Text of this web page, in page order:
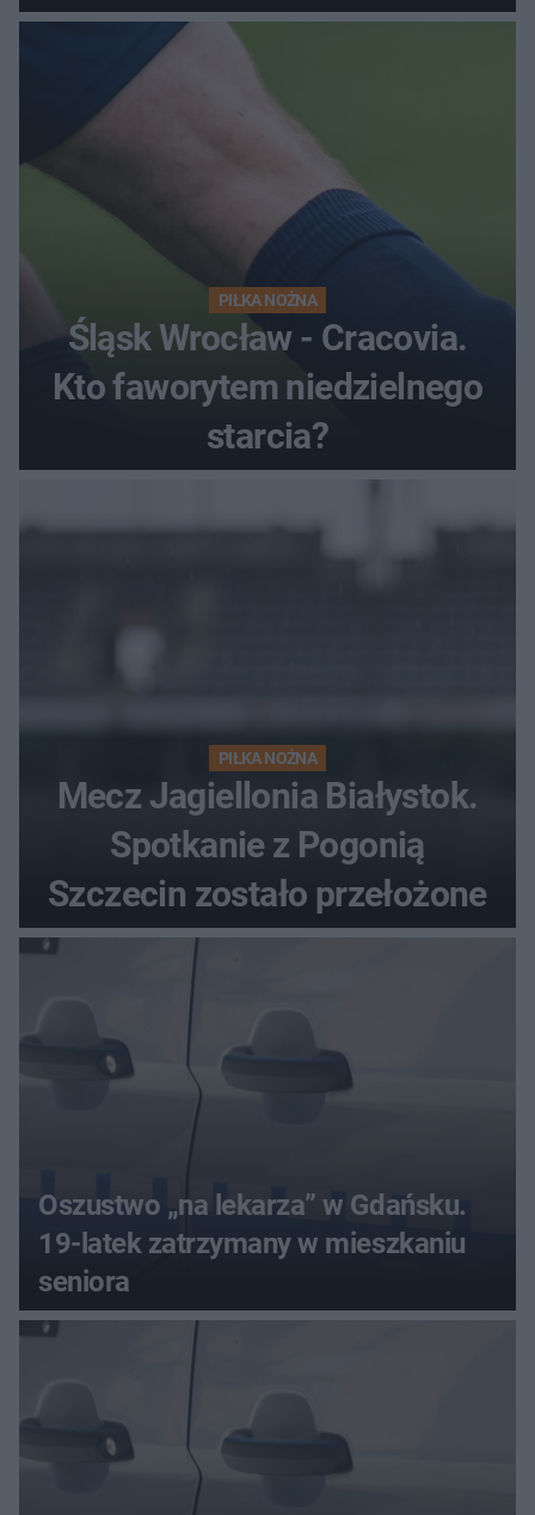
satysfakcję
PIŁKA NOŻNA
Śląsk Wrocław - Cracovia.
Kto faworytem niedzielnego
starcia?
PIŁKA NOŻNA
Mecz Jagiellonia Białystok.
Spotkanie z Pogonią
Szczecin zostało przełożone
Oszustwo „na lekarza” w Gdańsku.
19-latek zatrzymany w mieszkaniu
seniora